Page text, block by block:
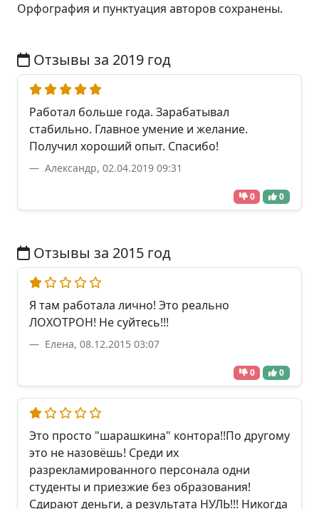
Орфография и пунктуация авторов сохранены.
Отзывы за 2019 год
Работал больше года. Зарабатывал
стабильно. Главное умение и желание.
Получил хороший опыт. Спасибо!
Александр, 02.04.2019 09:31
0 0
Отзывы за 2015 год
Я там работала лично! Это реально
ЛОХОТРОН! Не суйтесь!!!
Елена, 08.12.2015 03:07
0 0
Это просто "шарашкина" контора!!По другому
это не назовёшь! Среди их
разрекламированного персонала одни
студенты и приезжие без образования!
Сдирают деньги, а результата НУЛЬ!!! Никогда